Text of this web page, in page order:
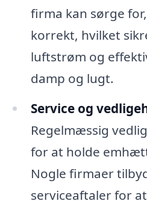
firma kan sørge
korrekt, hvilket
luftstrøm og
damp og lugt.
Service og
Regelmæssig
for at holde
Nogle firmaer
serviceaftaler for